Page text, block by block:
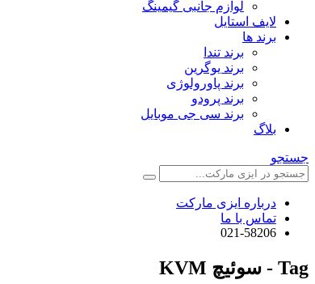
لوازم جانبی گیمینگ
لایف استایل
برند ها
برند تندا
برند یوگرین
برند پاورولوژی
برند پرودو
برند سی جی موبایل
بلاگ
جستجو
درباره ایزی مارکت
تماس با ما
021-58206
Tag - سوئیچ KVM